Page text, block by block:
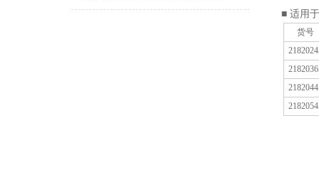
■ 适用
货号